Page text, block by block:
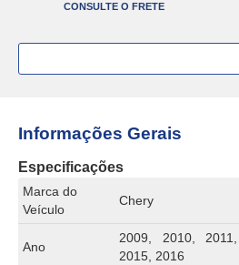
CONSULTE O FRETE
Informações Gerais
Especificações
Marca do
Veículo
Chery
Ano
2009, 2010,
2015, 2016